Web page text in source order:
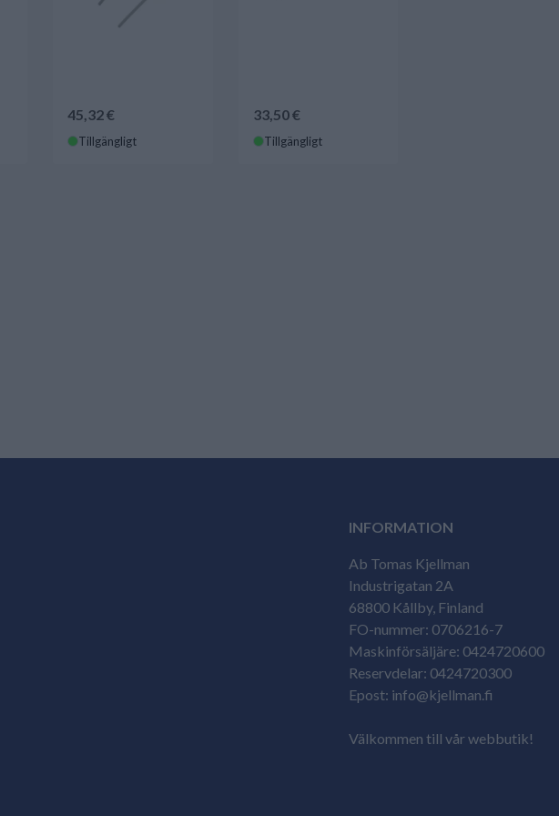
45,32 €
Tillgängligt
33,50 €
Tillgängligt
INFORMATION
Ab Tomas Kjellman
Industrigatan 2A
68800 Kållby, Finland
FO-nummer: 0706216-7
Maskinförsäljäre: 0424720600
Reservdelar: 0424720300
Epost: info@kjellman.fi
Välkommen till vår webbutik!